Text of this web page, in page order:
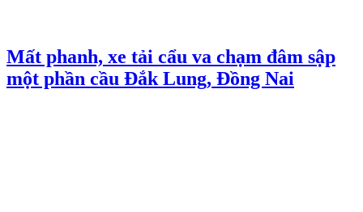
Mất phanh, xe tải cẩu va chạm đâm sập
một phần cầu Đắk Lung, Đồng Nai